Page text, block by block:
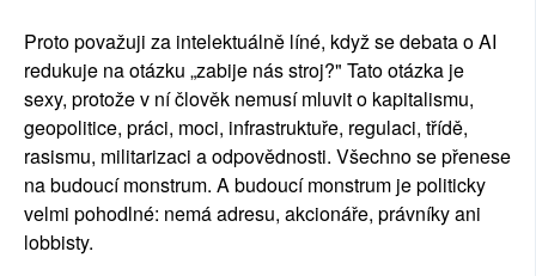
Proto považuji za intelektuálně líné, když se debata o AI
redukuje na otázku „zabije nás stroj?" Tato otázka je
sexy, protože v ní člověk nemusí mluvit o kapitalismu,
geopolitice, práci, moci, infrastruktuře, regulaci, třídě,
rasismu, militarizaci a odpovědnosti. Všechno se přenese
na budoucí monstrum. A budoucí monstrum je politicky
velmi pohodlné: nemá adresu, akcionáře, právníky ani
lobbisty.